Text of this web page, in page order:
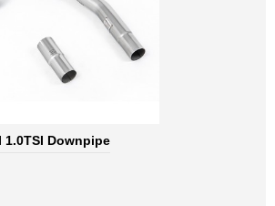
1.0TSI Downpipe